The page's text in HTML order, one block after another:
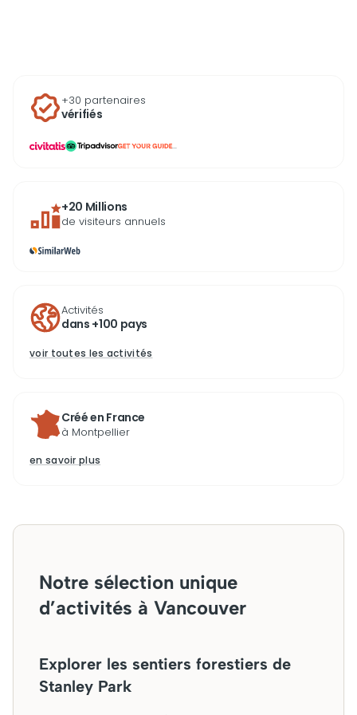
+30 partenaires
vérifiés
...
+20 Millions
de visiteurs annuels
Activités
dans +100 pays
voir toutes les activités
Créé en France
à Montpellier
en savoir plus
Notre sélection unique
d’activités à Vancouver
Explorer les sentiers forestiers de
Stanley Park